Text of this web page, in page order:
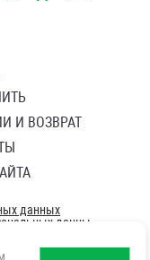
И ВОЗВРАТ
данных
данны